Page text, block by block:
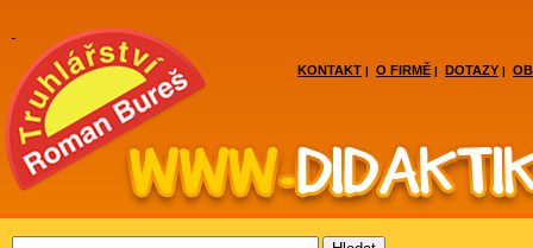
KONTAKT | O FIRMĚ | DOTAZY |